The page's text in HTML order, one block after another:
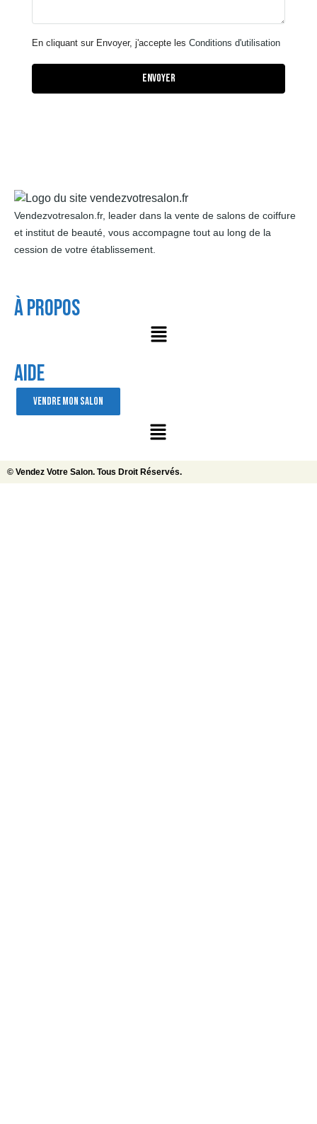
En cliquant sur Envoyer, j'accepte les Conditions d'utilisation
Envoyer
Vendezvotresalon.fr, leader dans la vente de salons de coiffure
et institut de beauté, vous accompagne tout au long de la
cession de votre établissement.
À Propos
AIDE
VENDRE MON SALON
© Vendez Votre Salon. Tous Droit Réservés.